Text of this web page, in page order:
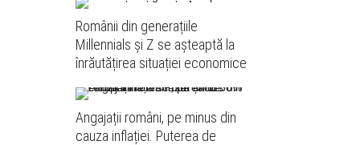
Românii din generațiile
Millennials și Z se așteaptă la
înrăutățirea situației economice
Angajații români, pe minus din
cauza inflației. Puterea de